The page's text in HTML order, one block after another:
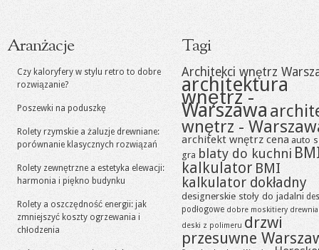
Aranżacje
Czy kaloryfery w stylu retro to dobre
rozwiązanie?
Poszewki na poduszkę
Rolety rzymskie a żaluzje drewniane:
porównanie klasycznych rozwiązań
Rolety zewnętrzne a estetyka elewacji:
harmonia i piękno budynku
Rolety a oszczędność energii: jak
zmniejszyć koszty ogrzewania i
chłodzenia
Tagi
Architekci wnętrz
architektura
wnętrz -
Warszawa
wnętrz -
architekt wnętrz cena auto
gra blaty do kuchni
kalkulator BMI
kalkulator dokładny
designerskie stoły do jadalni
podłogowe dobre moskitiery
deski z polimeru drzwi
przesuwne